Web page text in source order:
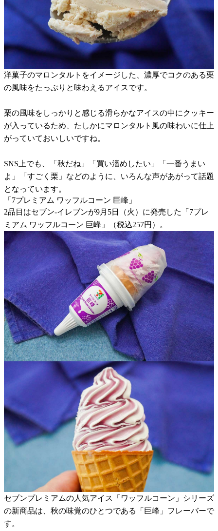
洋菓子のマロンタルトをイメージした、濃厚でコクのある栗
の風味をたっぷりと味わえるアイスです。
栗の風味をしっかりと感じる滑らかなアイスの中にクッキー
が入っているため、たしかにマロンタルト風の味わいに仕上
がっていておいしいですね。
SNS上でも、「秋だね」「買い溜めしたい」「一番うまい
よ」「すごく栗」などのように、いろんな声があがって話題
となっています。
「7プレミアム ワッフルコーン 巨峰」
2品目はセブン-イレブンが9月5日（火）に発売した「7プレ
ミアム ワッフルコーン 巨峰」（税込257円）。
セブンプレミアムの人気アイス「ワッフルコーン」シリーズ
の新商品は、秋の味覚のひとつである「巨峰」フレーバーで
す。